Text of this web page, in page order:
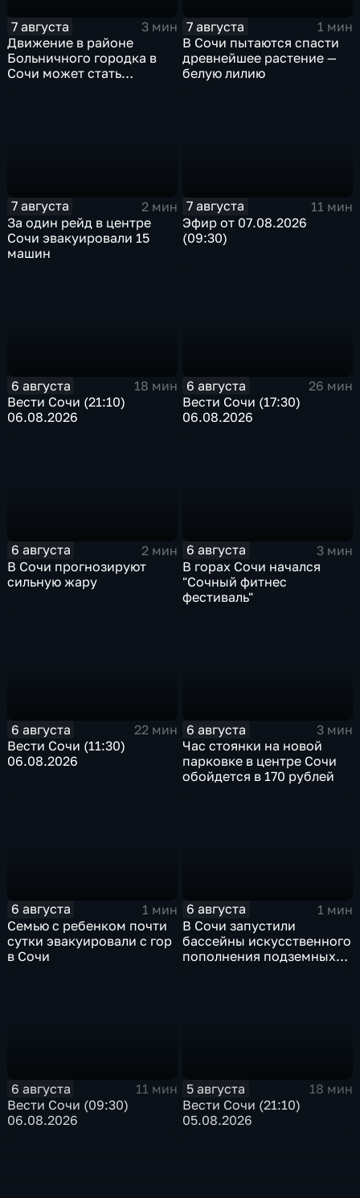
7 августа
3 мин
Движение в районе
Больничного городка в
Сочи может стать
7 августа
1 мин
В Сочи пытаются спасти
древнейшее растение —
белую лилию
7 августа
2 мин
За один рейд в центре
Сочи эвакуировали 15
машин
7 августа
11 мин
Эфир от 07.08.2026
(09:30)
6 августа
18 мин
Вести Сочи (21:10)
06.08.2026
6 августа
26 мин
Вести Сочи (17:30)
06.08.2026
6 августа
2 мин
В Сочи прогнозируют
сильную жару
6 августа
3 мин
В горах Сочи начался
"Сочный фитнес
фестиваль"
6 августа
22 мин
Вести Сочи (11:30)
06.08.2026
6 августа
3 мин
Час стоянки на новой
парковке в центре Сочи
обойдется в 170 рублей
6 августа
1 мин
Семью с ребенком почти
сутки эвакуировали с гор
в Сочи
6 августа
1 мин
В Сочи запустили
бассейны искусственного
пополнения подземных
6 августа
11 мин
Вести Сочи (09:30)
06.08.2026
5 августа
18 мин
Вести Сочи (21:10)
05.08.2026